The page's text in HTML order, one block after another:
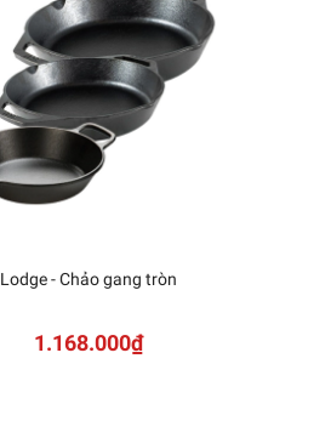
Lodge - Chảo gang tròn
1.168.000₫